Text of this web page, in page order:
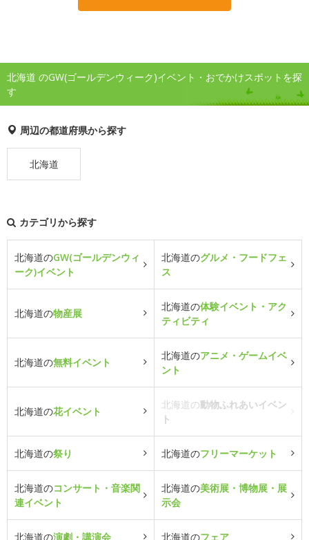
北海道 のGW(ゴールデンウィーク)イベント・おでかけスポットを探
す
周辺の都道府県から探す
北海道
カテゴリから探す
北海道のGW(ゴールデンウィ
ーク)イベント
北海道のグルメ・フードフェ
ス
北海道の物産展
北海道の体験イベント・アク
ティビティ
北海道の無料イベント
北海道のアニメ・ゲームイベ
ント
北海道の花イベント
北海道の動物ふれあいイベン
ト
北海道の祭り 北海道のフリーマーケット
北海道のコンサート・音楽関
連イベント
北海道の美術展・博物展・展
示会
北海道の演劇・講演会 北海道のフェア